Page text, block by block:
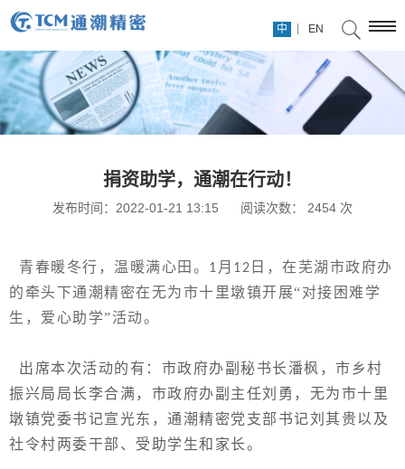
中 EN
捐资助学，通潮在行动！
发布时间：2022-01-21 13:15 阅读次数： 2454 次
青春暖冬行 ， 温暖满心田。 1月 12 日，在芜湖市政府办
的牵头下通潮精密在无为市十里墩镇开展“对接困难学
生，爱心助学”活动。
出席本次活动的有：市政府办副秘书长潘枫，市乡村
振兴局局长李合满，市政府办副主任刘勇，无为市十里
墩镇党委书记宣光东，通潮精密党支部书记刘其贵以及
社令村两委干部、受助学生和家长。